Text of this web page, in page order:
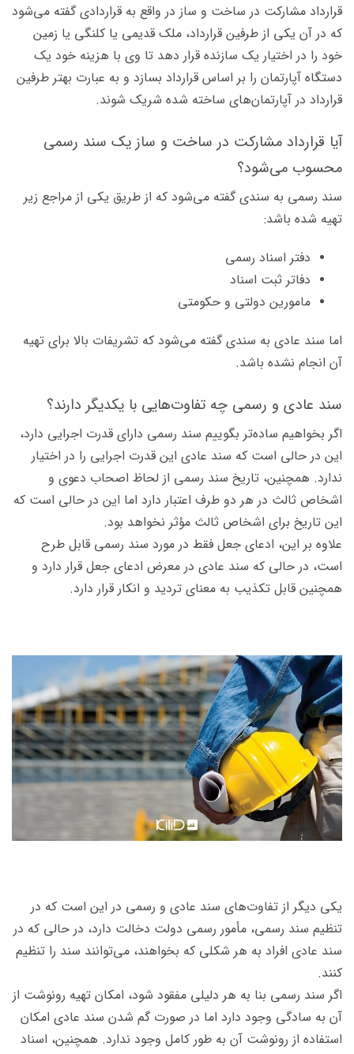
قرارداد مشارکت در ساخت و ساز در واقع به قراردادی گفته می‌شود
که در آن یکی از طرفین قرارداد، ملک قدیمی یا کلنگی یا زمین
خود را در اختیار یک سازنده قرار دهد تا وی با هزینه خود یک
دستگاه آپارتمان را بر اساس قرارداد بسازد و به عبارت بهتر طرفین
قرارداد در آپارتمان‌های ساخته شده شریک شوند.
آیا قرارداد مشارکت در ساخت و ساز یک سند رسمی
محسوب می‌شود؟
سند رسمی به سندی گفته می‌شود که از طریق یکی از مراجع زیر
تهیه شده باشد:
دفتر اسناد رسمی
دفاتر ثبت اسناد
مامورین دولتی و حکومتی
اما سند عادی به سندی گفته می‌شود که تشریفات بالا برای تهیه
آن انجام نشده باشد.
سند عادی و رسمی چه تفاوت‌هایی با یکدیگر دارند؟
اگر بخواهیم ساده‌تر بگوییم سند رسمی دارای قدرت اجرایی دارد،
این در حالی است که سند عادی این قدرت اجرایی را در اختیار
ندارد. همچنین، تاریخ سند رسمی از لحاظ اصحاب دعوی و
اشخاص ثالث در هر دو طرف اعتبار دارد اما این در حالی است که
این تاریخ برای اشخاص ثالث مؤثر نخواهد بود.
علاوه بر این، ادعای جعل فقط در مورد سند رسمی قابل طرح
است، در حالی که سند عادی در معرض ادعای جعل قرار دارد و
همچنین قابل تکذیب به معنای تردید و انکار قرار دارد.
یکی دیگر از تفاوت‌های سند عادی و رسمی در این است که در
تنظیم سند رسمی، مأمور رسمی دولت دخالت دارد، در حالی که در
سند عادی افراد به هر شکلی که بخواهند، می‌توانند سند را تنظیم
کنند.
اگر سند رسمی بنا به هر دلیلی مفقود شود، امکان تهیه رونوشت از
آن به سادگی وجود دارد اما در صورت گم شدن سند عادی امکان
استفاده از رونوشت آن به طور کامل وجود ندارد. همچنین، اسناد